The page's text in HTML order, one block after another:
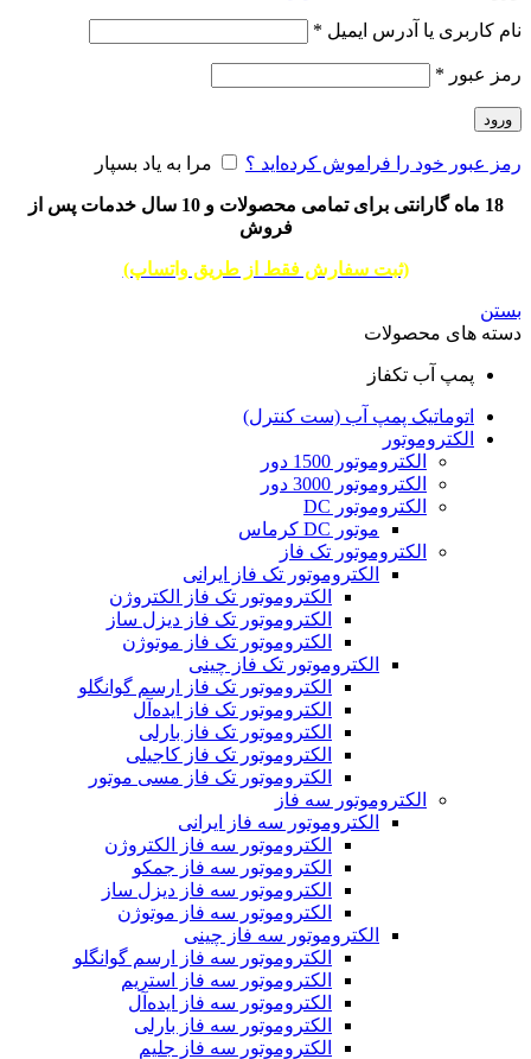
نام کاربری یا آدرس ایمیل *
رمز عبور *
ورود
رمز عبور خود را فراموش کرده‌اید ؟ مرا به یاد بسپار
18 ماه گارانتی برای تمامی محصولات و 10 سال خدمات پس از
فروش
(ثبت سفارش فقط از طریق واتساپ)
بستن
دسته های محصولات
پمپ آب تکفاز
اتوماتیک پمپ آب (ست کنترل)
الکتروموتور
الکتروموتور 1500 دور
الکتروموتور 3000 دور
الکتروموتور DC
موتور DC کرماس
الکتروموتور تک فاز
الکتروموتور تک فاز ایرانی
الکتروموتور تک فاز الکتروژن
الکتروموتور تک فاز دیزل ساز
الکتروموتور تک فاز موتوژن
الکتروموتور تک فاز چینی
الکتروموتور تک فاز ارسم گوانگلو
الکتروموتور تک فاز ایده‌آل
الکتروموتور تک فاز بارلی
الکتروموتور تک فاز کاجیلی
الکتروموتور تک فاز مسی موتور
الکتروموتور سه فاز
الکتروموتور سه فاز ایرانی
الکتروموتور سه فاز الکتروژن
الکتروموتور سه فاز جمکو
الکتروموتور سه فاز دیزل ساز
الکتروموتور سه فاز موتوژن
الکتروموتور سه فاز چینی
الکتروموتور سه فاز ارسم گوانگلو
الکتروموتور سه فاز استریم
الکتروموتور سه فاز ایده‌آل
الکتروموتور سه فاز بارلی
الکتروموتور سه فاز جلیم